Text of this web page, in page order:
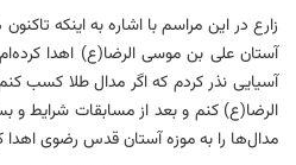
زارع در این مراسم با اشاره به اینکه
آستان علی بن موسی الرضا(ع) اهدا
آسیایی نذر کردم که اگر مدال طلا کسب
الرضا(ع) کنم و بعد از مسابقات شرایط و
مدال‌ها را به موزه آستان قدس رضوی اهدا